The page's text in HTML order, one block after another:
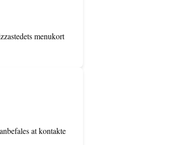
menukort
at kontakte